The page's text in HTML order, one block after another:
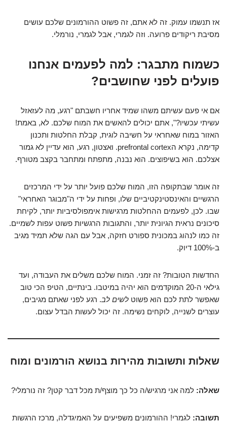
אז תנשמו עמוק. זה לא אתם, זה פשוט ההורמונים שלכם עושים
מסיבת ריקודים פרועה. וזה לגמרי, אבל לגמרי, נורמלי.
כשמוח מתבגר: למה לפעמים אנחנו
פועלים לפני שחושבים?
אם אי פעם עשיתם משהו שמיד אחריו חשבתם "רגע, מה לעזאזל
עשיתי עכשיו?", אתם יכולים להאשים את המוח שלכם. לא, באמת!
האזור במוח שאחראי על חשיבה לוגית, קבלת החלטות ותכנון
קדימה, נקרא הprefrontal cortex. ואצטון, רגע, הוא עדיין לא גמור
אצלכם. הוא בשיפוצים. הוא נבנה, מתפתח ומתחבר בקצב מטורף.
זה אומר שבתקופה הזו, המוח שלכם פועל יותר על ידי המרכזים
הרגשיים והאינסטינקטיביים שלו, ופחות על ידי ה"מבוגר האחראי"
שבו. לכן, לפעמים ההחלטות מרגישות אימפולסיביות יותר, לקיחת
סיכונים נראית הגיונית יותר, והתגובות הרגשיות פשוט עפות לשמיים.
זה כמו לנהוג במכונית ספורט חזקה, אבל עם הגה שלא תמיד מגיב
ב-100% דיוק.
החדשות הטובות? זה זמני. המוח שלכם משלים את העבודה, ועד
גילאי ה-20 המוקדמים הוא יהיה במיטבו. בינתיים, הטיפ הכי טוב
שאפשר לתת לכם הוא פשוט לשים לב. רגע לפני שאתם מגיבים,
עוצרים לשנייה, לוקחים נשימה. זה יכול לעשות הבדל עצום.
שאלות ותשובות מהירות בנושא הורמונים ומוח
שאלה: למה אני מרגיש/ה כל כך מוצף/ת מכל דבר קטן? זה נורמלי?
תשובה: לגמרי! ההורמונים משפיעים על האמיגדלה, מרכז הרגשות